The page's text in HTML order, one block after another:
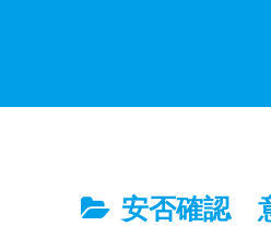
安否確認